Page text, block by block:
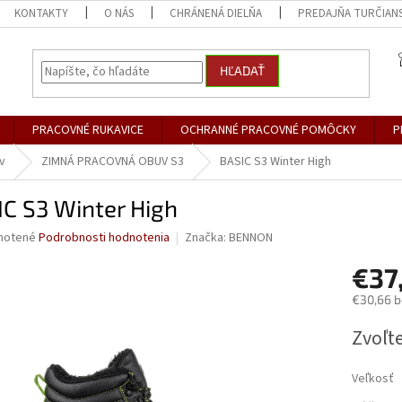
KONTAKTY O NÁS CHRÁNENÁ DIELŇA PREDAJŇA
HĽADAŤ
PRACOVNÉ RUKAVICE OCHRANNÉ PRACOVNÉ POMÔCKY
ZIMNÁ PRACOVNÁ OBUV S3 BASIC S3 Winter High
S3 Winter High
Podrobnosti hodnotenia Značka: BENNON
€30,66
cena:
Veľkosť